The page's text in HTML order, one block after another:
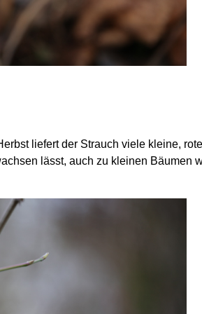
liefert der Strauch viele kleine,
lässt, auch zu kleinen Bäumen